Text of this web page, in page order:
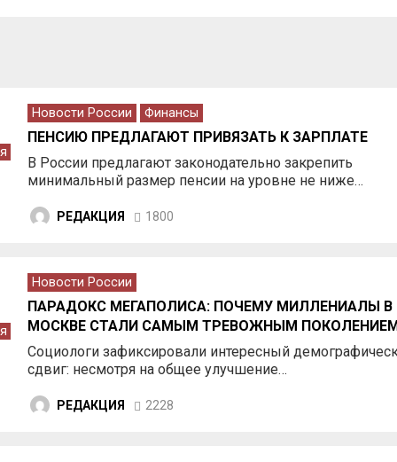
Новости России Финансы
ПЕНСИЮ ПРЕДЛАГАЮТ ПРИВЯЗАТЬ К ЗАРПЛАТЕ
В России предлагают законодательно закрепить
минимальный размер пенсии на уровне не ниже…
РЕДАКЦИЯ 1800
Новости России
ПАРАДОКС МЕГАПОЛИСА: ПОЧЕМУ МИЛЛЕНИАЛЫ В
МОСКВЕ СТАЛИ САМЫМ ТРЕВОЖНЫМ
Социологи зафиксировали интересный
сдвиг: несмотря на общее улучшение…
РЕДАКЦИЯ 2228